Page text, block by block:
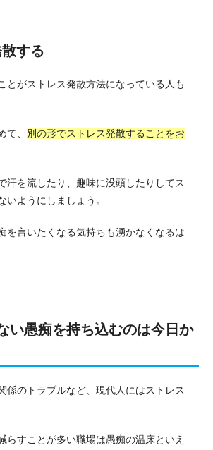
する
とがストレス発散方法になっている人も
て、 別の形でストレス発散することをお
汗を流したり、趣味に没頭したりしてス
いようにしましょう。
を言いたくなる気持ちも湧かなくなるは
い愚痴を持ち込むのは今日か
係のトラブルなど、現代人にはストレス
らすことが多い職場は愚痴の温床といえ